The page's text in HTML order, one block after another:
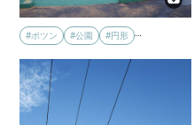
#ポツン #公園 #円形 …